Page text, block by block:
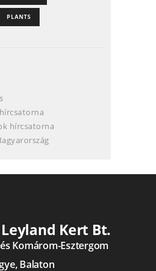
PLANTS
hírcsatorna
Leyland Kert Bt.
Komárom-Esztergom
Balaton